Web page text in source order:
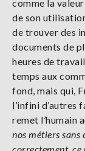
comme la
de son
de trouver des
documents de
heures de
temps aux
fond, mais qui,
l’infini d’autres
remet l’humain
nos métiers